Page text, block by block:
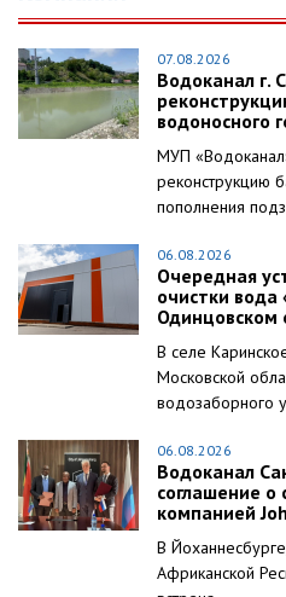
07.08.2026
Водоканал г.
водоносного
МУП
реконструкцию
пополнения
06.08.2026
Очередная
очистки
Одинцовском
В селе
Московской
водозаборного
06.08.2026
Водоканал
соглашение о
компанией
В
Африканской